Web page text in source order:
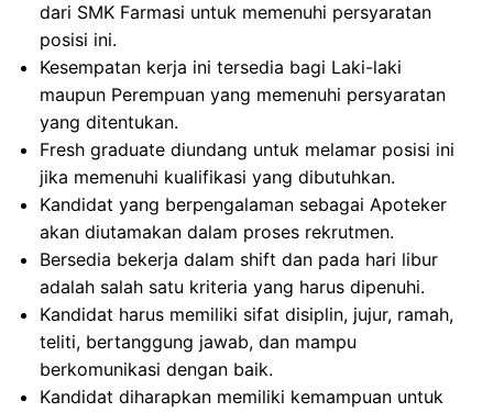
dari SMK Farmasi untuk memenuhi persyaratan
posisi ini.
Kesempatan kerja ini tersedia bagi Laki-laki
maupun Perempuan yang memenuhi persyaratan
yang ditentukan.
Fresh graduate diundang untuk melamar posisi ini
jika memenuhi kualifikasi yang dibutuhkan.
Kandidat yang berpengalaman sebagai Apoteker
akan diutamakan dalam proses rekrutmen.
Bersedia bekerja dalam shift dan pada hari libur
adalah salah satu kriteria yang harus dipenuhi.
Kandidat harus memiliki sifat disiplin, jujur, ramah,
teliti, bertanggung jawab, dan mampu
berkomunikasi dengan baik.
Kandidat diharapkan memiliki kemampuan untuk